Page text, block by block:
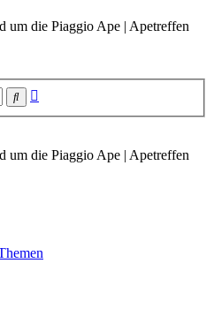
um die Piaggio Ape | Apetreffen
Suche
um die Piaggio Ape | Apetreffen